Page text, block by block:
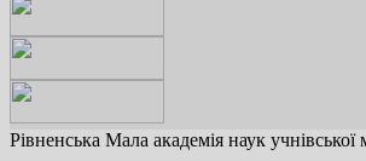
Рівненська Мала академія наук учнівської